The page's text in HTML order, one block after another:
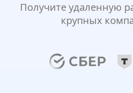
Получите удаленную
крупных